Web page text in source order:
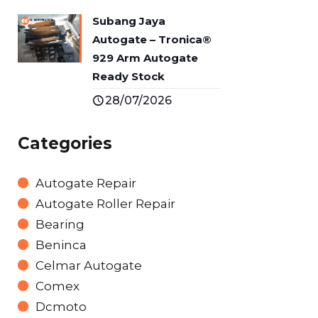
Subang Jaya
Autogate – Tronica®
929 Arm Autogate
Ready Stock
28/07/2026
Categories
Autogate Repair
Autogate Roller Repair
Bearing
Beninca
Celmar Autogate
Comex
Dcmoto